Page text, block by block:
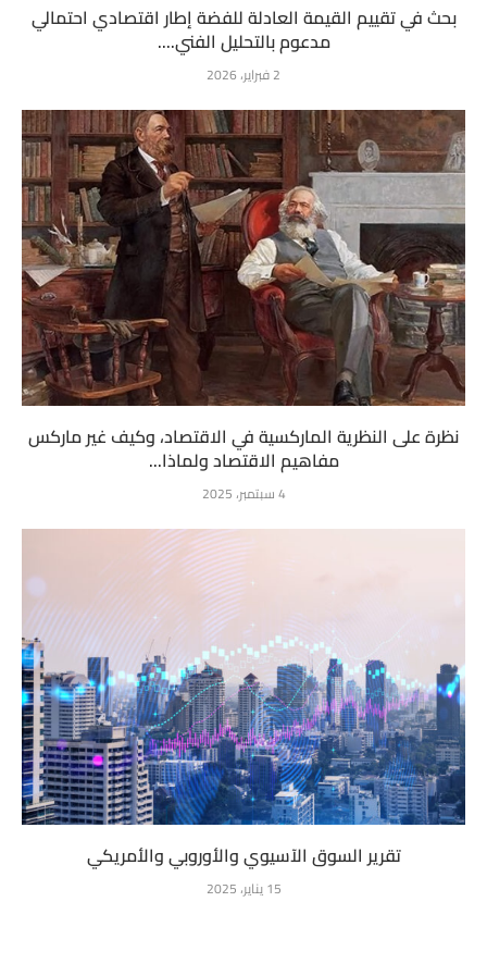
بحث في تقييم القيمة العادلة للفضة إطار اقتصادي احتمالي
مدعوم بالتحليل الفني....
2 فبراير، 2026
نظرة على النظرية الماركسية في الاقتصاد، وكيف غير ماركس
مفاهيم الاقتصاد ولماذا...
4 سبتمبر، 2025
تقرير السوق الآسيوي والأوروبي والأمريكي
15 يناير، 2025